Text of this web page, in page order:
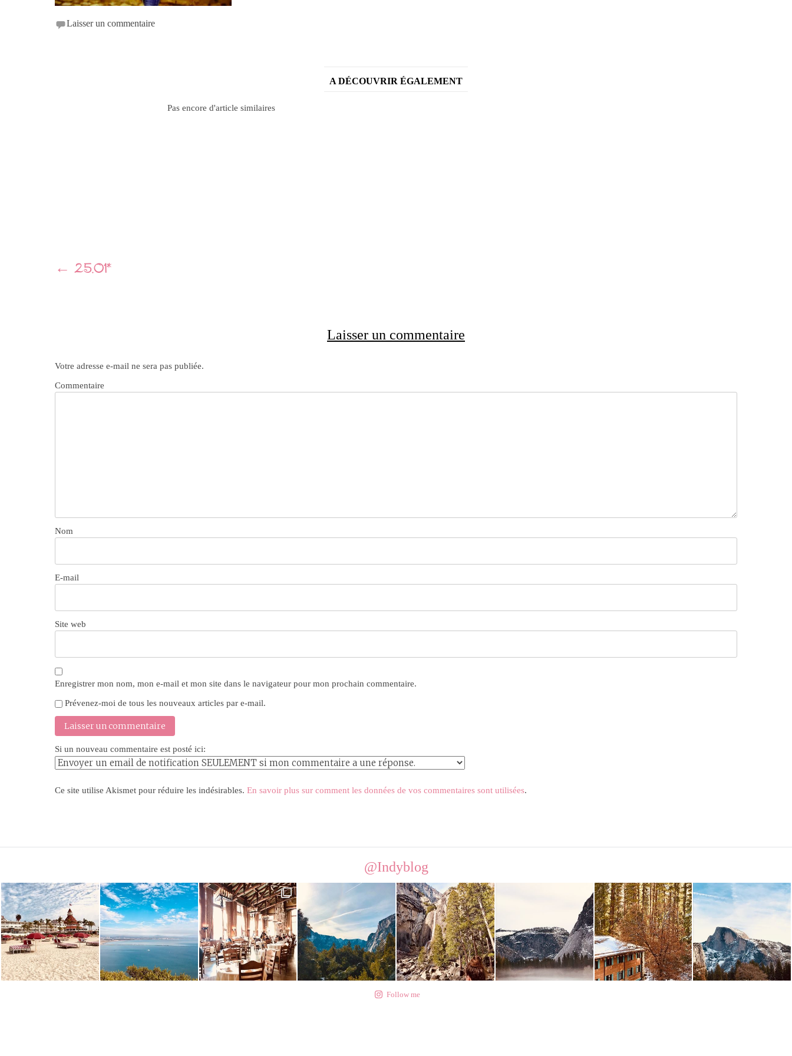
Laisser un commentaire
A DÉCOUVRIR ÉGALEMENT
Pas encore d'article similaires
Navigation
← 25.01*
Laisser un commentaire
Votre adresse e-mail ne sera pas publiée.
Commentaire
Nom
E-mail
Site web
Enregistrer mon nom, mon e-mail et mon site dans le navigateur pour mon prochain commentaire.
Prévenez-moi de tous les nouveaux articles par e-mail.
Si un nouveau commentaire est posté ici:
Ce site utilise Akismet pour réduire les indésirables. En savoir plus sur comment les données de vos commentaires sont utilisées.
@Indyblog
Follow me